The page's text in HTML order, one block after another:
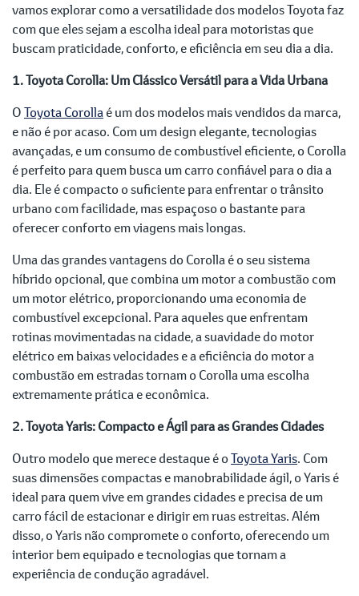
vamos explorar como a versatilidade dos modelos Toyota faz
com que eles sejam a escolha ideal para motoristas que
buscam praticidade, conforto, e eficiência em seu dia a dia.
1. Toyota Corolla: Um Clássico Versátil para a Vida Urbana
OToyota Corollaé um dos modelos mais vendidos da marca,
e não é por acaso. Com um design elegante, tecnologias
avançadas, e um consumo de combustível eficiente, o Corolla
é perfeito para quem busca um carro confiável para o dia a
dia. Ele é compacto o suficiente para enfrentar o trânsito
urbano com facilidade, mas espaçoso o bastante para
oferecer conforto em viagens mais longas.
Uma das grandes vantagens do Corolla é o seu sistema
híbrido opcional, que combina um motor a combustão com
um motor elétrico, proporcionando uma economia de
combustível excepcional. Para aqueles que enfrentam
rotinas movimentadas na cidade, a suavidade do motor
elétrico em baixas velocidades e a eficiência do motor a
combustão em estradas tornam o Corolla uma escolha
extremamente prática e econômica.
2. Toyota Yaris: Compacto e Ágil para as Grandes Cidades
Outro modelo que merece destaque é oToyota Yaris. Com
suas dimensões compactas e manobrabilidade ágil, o Yaris é
ideal para quem vive em grandes cidades e precisa de um
carro fácil de estacionar e dirigir em ruas estreitas. Além
disso, o Yaris não compromete o conforto, oferecendo um
interior bem equipado e tecnologias que tornam a
experiência de condução agradável.